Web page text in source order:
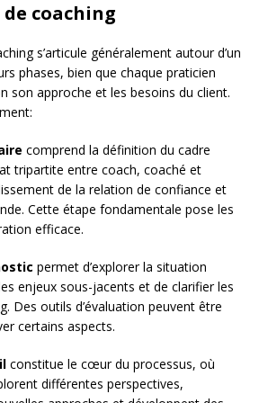
de coaching
s’articule généralement autour d’un
phases, bien que chaque praticien
son approche et les besoins du client.
comprend la définition du cadre
tripartite entre coach, coaché et
de la relation de confiance et
Cette étape fondamentale pose les
efficace.
permet d’explorer la situation
enjeux sous-jacents et de clarifier les
Des outils d’évaluation peuvent être
certains aspects.
constitue le cœur du processus, où
différentes perspectives,